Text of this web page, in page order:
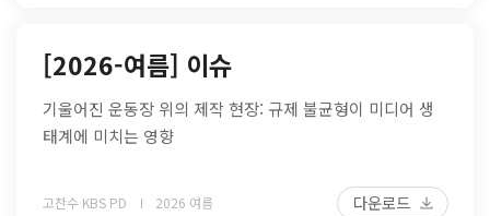
[2026-여름] 이슈
기울어진 운동장 위의 제작 현장: 규제 불균형이 미디어 생
태계에 미치는 영향
고찬수 KBS PD 2026 여름 다운로드